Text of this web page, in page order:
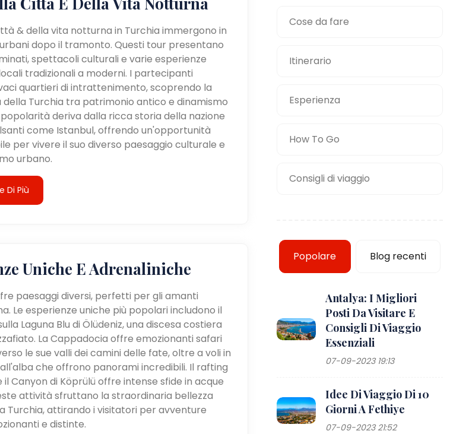
& della vita notturna in Turchia immergono in
dopo il tramonto. Questi tour presentano
spettacoli culturali e varie esperienze
tradizionali a moderni. I partecipanti
quartieri di intrattenimento, scoprendo la
della Turchia tra patrimonio antico e dinamismo
deriva dalla ricca storia della nazione
come Istanbul, offrendo un'opportunità
per vivere il suo diverso paesaggio culturale e
urbano.
Di Più
Uniche E Adrenaliniche
paesaggi diversi, perfetti per gli amanti
Le esperienze uniche più popolari includono il
Laguna Blu di Ölüdeniz, una discesa costiera
La Cappadocia offre emozionanti safari
le sue valli dei camini delle fate, oltre a voli in
che offrono panorami incredibili. Il rafting
Canyon di Köprülü offre intense sfide in acque
attività sfruttano la straordinaria bellezza
Turchia, attirando i visitatori per avventure
e distinte.
Cose da fare
Itinerario
Esperienza
How To Go
Consigli di viaggio
Popolare Blog recenti
Antalya: I Migliori
Posti Da Visitare E
Consigli Di Viaggio
Essenziali
07-09-2023 19:13
Idee Di Viaggio Di 10
Giorni A Fethiye
07-09-2023 21:52